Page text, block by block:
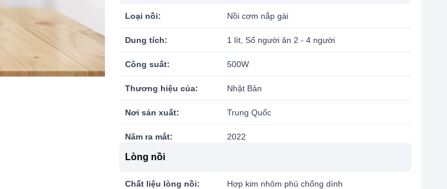
Loại nồi: Nồi cơm nắp gài
Dung tích: 1 lít, Số người ăn 2 - 4 người
Công suất: 500W
Thương hiệu của: Nhật Bản
Nơi sản xuất: Trung Quốc
Năm ra mắt: 2022
Lòng nồi
Chất liệu lòng nồi: Hợp kim nhôm phủ chống dính